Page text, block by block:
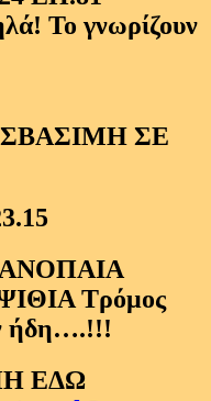
ΣΕ
Τρόμος
ήδη….!!!
ΕΔΩ